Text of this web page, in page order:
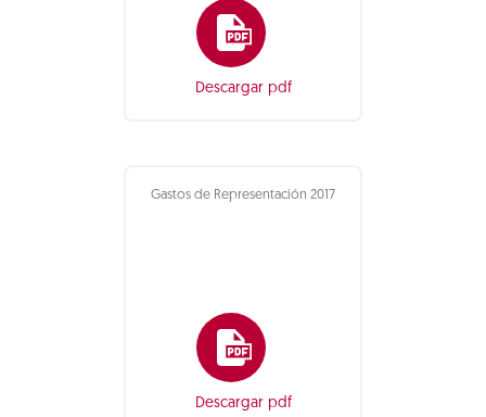
Descargar pdf
Gastos de Representación 2017
Descargar pdf